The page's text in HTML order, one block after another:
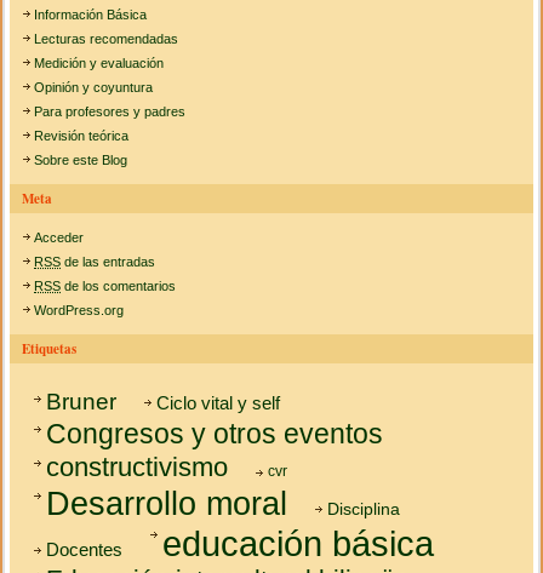
Información Básica
Lecturas recomendadas
Medición y evaluación
Opinión y coyuntura
Para profesores y padres
Revisión teórica
Sobre este Blog
Meta
Acceder
RSS de las entradas
RSS de los comentarios
WordPress.org
Etiquetas
Bruner Ciclo vital y self
Congresos y otros eventos
constructivismo cvr
Desarrollo moral Disciplina
Docentes educación básica